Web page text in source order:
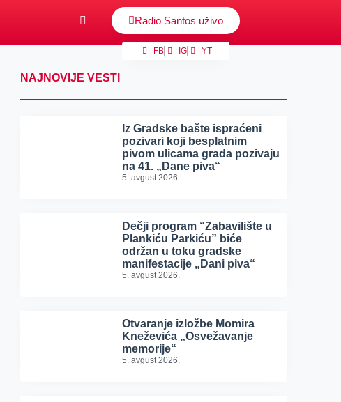
Radio Santos uživo
FB IG YT
NAJNOVIJE VESTI
Iz Gradske bašte ispraćeni
pozivari koji besplatnim
pivom ulicama grada pozivaju
na 41. „Dane piva“
5. avgust 2026.
Dečji program “Zabavilište u
Plankiću Parkiću” biće
održan u toku gradske
manifestacije „Dani piva“
5. avgust 2026.
Otvaranje izložbe Momira
Kneževića „Osvežavanje
memorije“
5. avgust 2026.